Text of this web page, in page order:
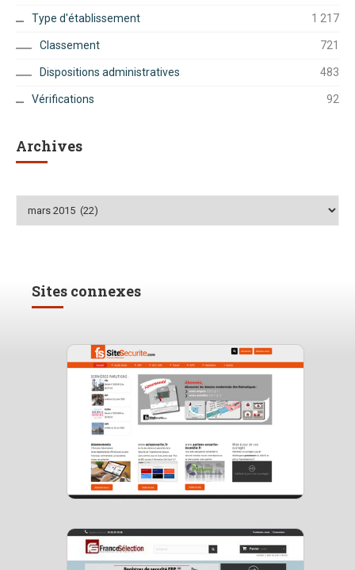
Type d'établissement 1 217
Classement 721
Dispositions administratives 483
Vérifications 92
Archives
Archives
Sites connexes